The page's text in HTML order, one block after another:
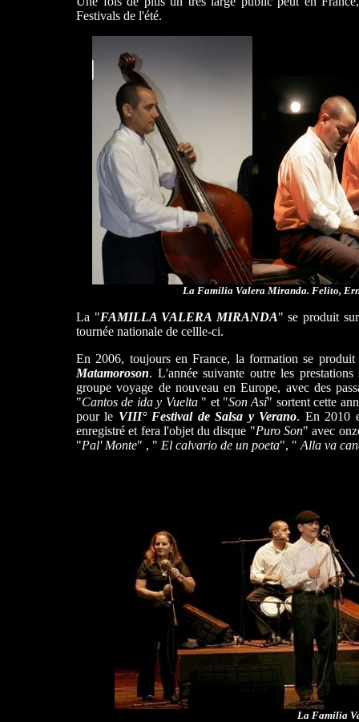
Festivals de l'été.
La Familia Valera Miranda. Felito,
La "FAMILLA VALERA MIRANDA" se produit
tournée nationale de cellle-ci.
En 2006, toujours en France, la formation se
Matamoroson. L'année suivante outre les
groupe voyage de nouveau en Europe, avec des
"Cantos de ida y Vuelta" et "Son Así" sortent cette
pour le VIII° Festival de Salsa y Verano. En 2010
enregistré et fera l'objet du disque "Puro Son" avec
"Pal' Monte" , " El calvario de un poeta", " Alla va
La Familia